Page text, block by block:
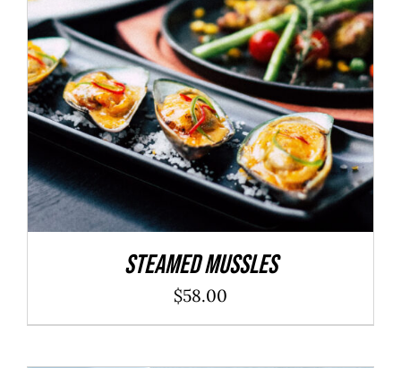
ADD TO CART / DÉTAILS
Steamed Mussles
$58.00